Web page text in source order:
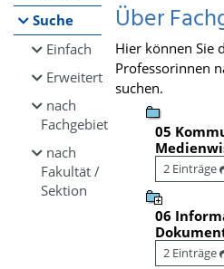
Suche
Einfach
Erweitert
nach
Fachgebiet
nach
Fakultät /
Sektion
Über
Hier können Sie
Professorinnen
suchen.
05
2 Einträge
06
2 Einträge